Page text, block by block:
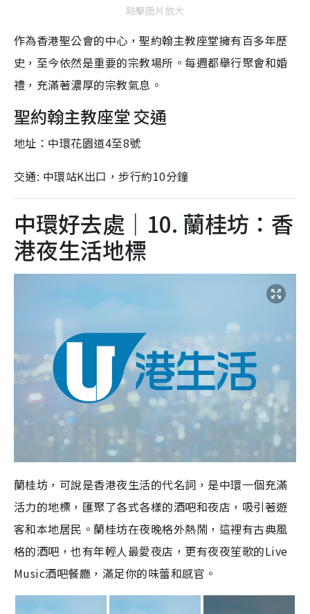
點擊圖片放大
作為香港聖公會的中心，聖約翰主教座堂擁有百多年歷
史，至今依然是重要的宗教場所。每週都舉行聚會和婚
禮，充滿著濃厚的宗教氣息。
聖約翰主教座堂 交通
地址：中環花園道4至8號
交通: 中環站K出口，步行約10分鐘
中環好去處｜10. 蘭桂坊：香
港夜生活地標
蘭桂坊，可說是香港夜生活的代名詞，是中環一個充滿
活力的地標，匯聚了各式各樣的酒吧和夜店，吸引著遊
客和本地居民。蘭桂坊在夜晚格外熱鬧，這裡有古典風
格的酒吧，也有年輕人最愛夜店，更有夜夜笙歌的Live
Music酒吧餐廳，滿足你的味蕾和感官。